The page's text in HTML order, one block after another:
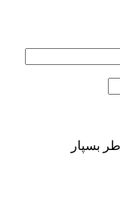
بسپار